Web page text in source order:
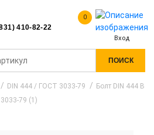
410-82-22
0
Вход
ПОИСК
DIN 444 / ГОСТ 3033-79
Болт DIN 444 B
79 (1)